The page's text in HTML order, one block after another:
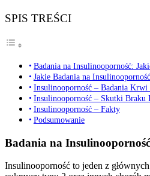
SPIS TREŚCI
Badania na Insulinooporność:
Jakie Badania na
Insulinooporność – Badania Krwi
Insulinooporność – Skutki Braku
Insulinooporność – Fakty
Podsumowanie
Badania na
Insulinooporność to jeden z